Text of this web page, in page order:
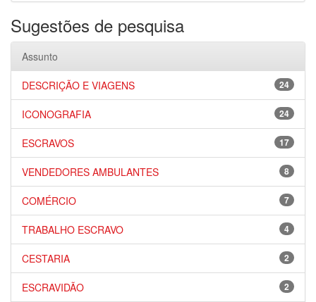
Sugestões de pesquisa
Assunto
24
DESCRIÇÃO E VIAGENS
24
ICONOGRAFIA
17
ESCRAVOS
8
VENDEDORES AMBULANTES
7
COMÉRCIO
4
TRABALHO ESCRAVO
2
CESTARIA
2
ESCRAVIDÃO